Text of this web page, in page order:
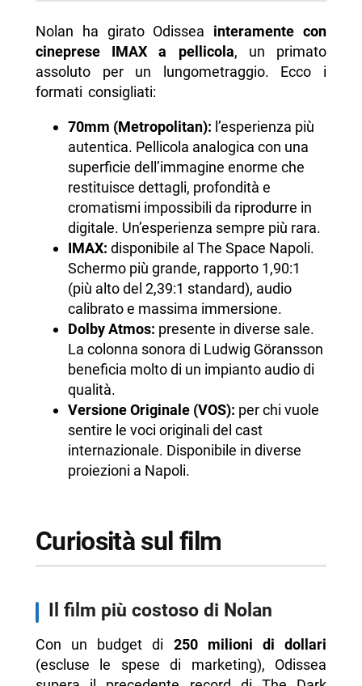
Nolan ha girato Odissea interamente con
cineprese IMAX a pellicola, un primato
assoluto per un lungometraggio. Ecco i
formati consigliati:
70mm (Metropolitan): l’esperienza più
autentica. Pellicola analogica con una
superficie dell’immagine enorme che
restituisce dettagli, profondità e
cromatismi impossibili da riprodurre in
digitale. Un’esperienza sempre più rara.
IMAX: disponibile al The Space Napoli.
Schermo più grande, rapporto 1,90:1
(più alto del 2,39:1 standard), audio
calibrato e massima immersione.
Dolby Atmos: presente in diverse sale.
La colonna sonora di Ludwig Göransson
beneficia molto di un impianto audio di
qualità.
Versione Originale (VOS): per chi vuole
sentire le voci originali del cast
internazionale. Disponibile in diverse
proiezioni a Napoli.
Curiosità sul film
Il film più costoso di Nolan
Con un budget di 250 milioni di dollari
(escluse le spese di marketing), Odissea